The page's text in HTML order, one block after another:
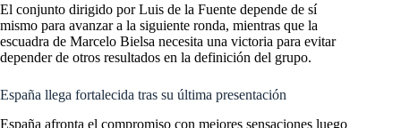
El conjunto dirigido por Luis de la Fuente depende de sí
mismo para avanzar a la siguiente ronda, mientras que la
escuadra de Marcelo Bielsa necesita una victoria para evitar
depender de otros resultados en la definición del grupo.
España llega fortalecida tras su última presentación
España afronta el compromiso con mejores sensaciones luego